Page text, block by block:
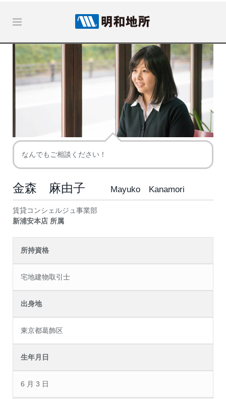
なんでもご相談ください！
金森 麻由子 Mayuko Kanamori
賃貸コンシェルジュ事業部
新浦安本店 所属
所持資格
宅地建物取引士
出身地
東京都葛飾区
生年月日
6 月 3 日